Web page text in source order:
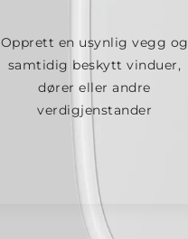
Opprett en usynlig vegg og
samtidig beskytt vinduer,
dører eller andre
verdigjenstander